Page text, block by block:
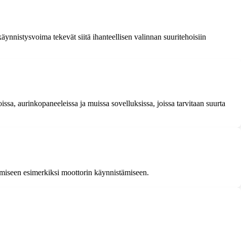
tekevät siitä ihanteellisen valinnan suuritehoisiin
aurinkopaneeleissa ja muissa sovelluksissa, joissa tarvitaan suurta
esimerkiksi moottorin käynnistämiseen.